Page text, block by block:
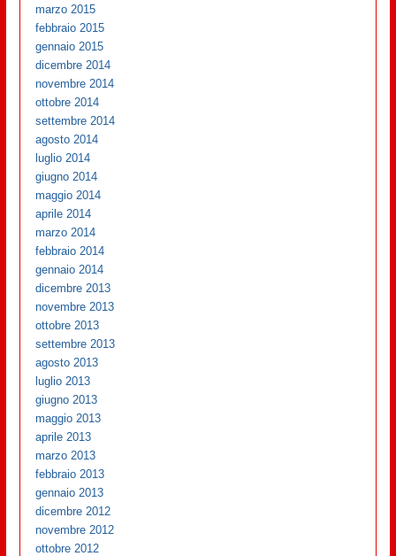
marzo 2015
febbraio 2015
gennaio 2015
dicembre 2014
novembre 2014
ottobre 2014
settembre 2014
agosto 2014
luglio 2014
giugno 2014
maggio 2014
aprile 2014
marzo 2014
febbraio 2014
gennaio 2014
dicembre 2013
novembre 2013
ottobre 2013
settembre 2013
agosto 2013
luglio 2013
giugno 2013
maggio 2013
aprile 2013
marzo 2013
febbraio 2013
gennaio 2013
dicembre 2012
novembre 2012
ottobre 2012